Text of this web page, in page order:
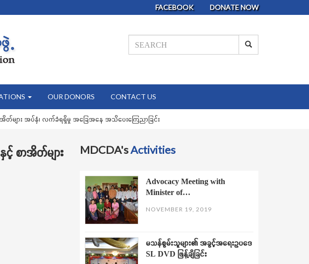
FACEBOOK DONATE NOW
OUR DONORS CONTACT US
ျား အပ်နှံ၊ လက်ခံရရှိမှု အခြေအနေ အသိပေးကြေညာခြင်း
စာအိတ်များ
MDCDA'sActivities
Advocacy Meeting with
Minister of…
NOVEMBER 19, 2019
မသန်စွမ်းသူများ၏ အခွင့်အရေးဥပဒေ
SL DVD ဖြန့်ချိခြင်း